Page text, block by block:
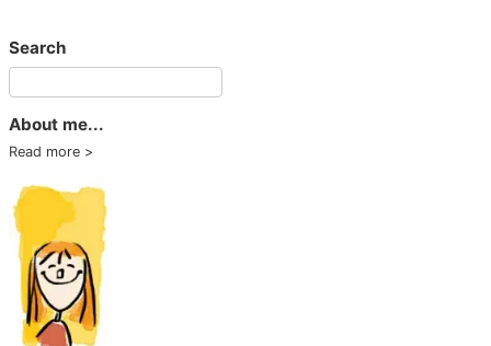
Search
About me...
Read more